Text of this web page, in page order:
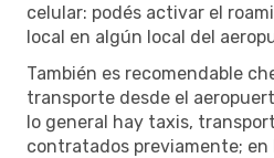
celular: podés activar el
local en algún local del
También es recomendable
transporte desde el
lo general hay taxis,
contratados previamente; en